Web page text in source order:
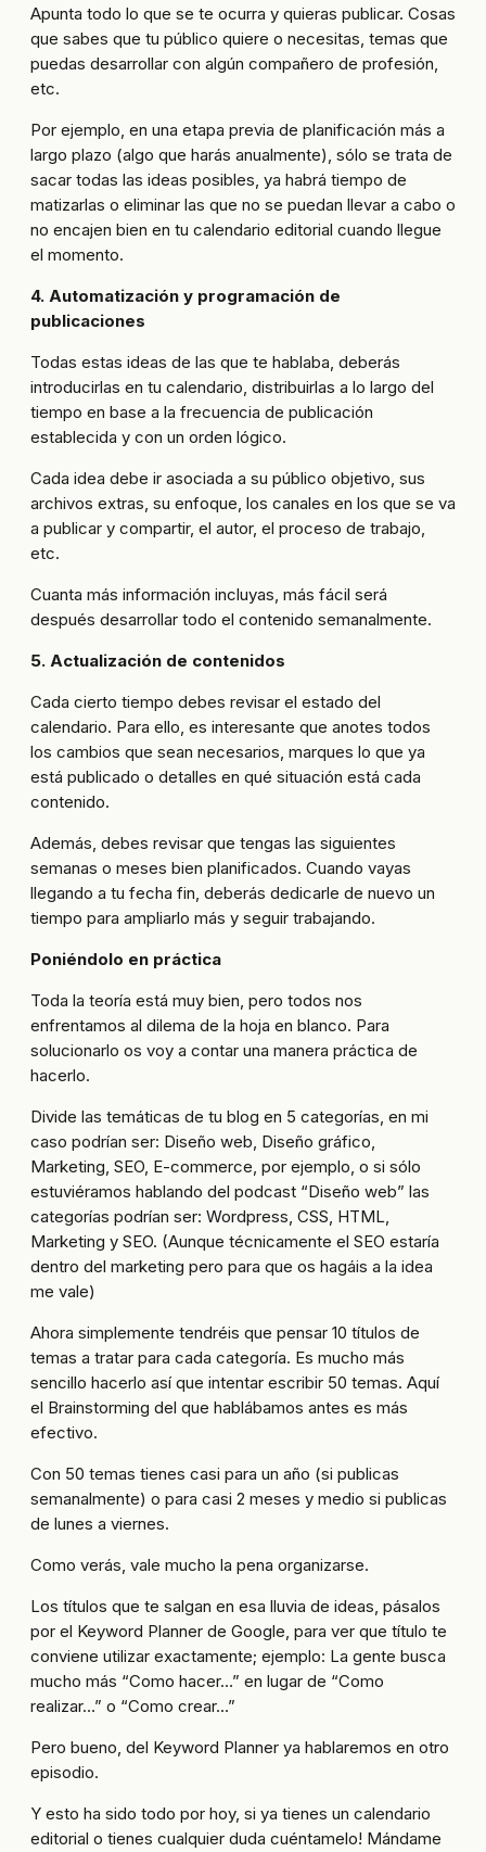
Apunta todo lo que se te ocurra y quieras publicar. Cosas
que sabes que tu público quiere o necesitas, temas que
puedas desarrollar con algún compañero de profesión,
etc.
Por ejemplo, en una etapa previa de planificación más a
largo plazo (algo que harás anualmente), sólo se trata de
sacar todas las ideas posibles, ya habrá tiempo de
matizarlas o eliminar las que no se puedan llevar a cabo o
no encajen bien en tu calendario editorial cuando llegue
el momento.
4. Automatización y programación de
publicaciones
Todas estas ideas de las que te hablaba, deberás
introducirlas en tu calendario, distribuirlas a lo largo del
tiempo en base a la frecuencia de publicación
establecida y con un orden lógico.
Cada idea debe ir asociada a su público objetivo, sus
archivos extras, su enfoque, los canales en los que se va
a publicar y compartir, el autor, el proceso de trabajo,
etc.
Cuanta más información incluyas, más fácil será
después desarrollar todo el contenido semanalmente.
5. Actualización de contenidos
Cada cierto tiempo debes revisar el estado del
calendario. Para ello, es interesante que anotes todos
los cambios que sean necesarios, marques lo que ya
está publicado o detalles en qué situación está cada
contenido.
Además, debes revisar que tengas las siguientes
semanas o meses bien planificados. Cuando vayas
llegando a tu fecha fin, deberás dedicarle de nuevo un
tiempo para ampliarlo más y seguir trabajando.
Poniéndolo en práctica
Toda la teoría está muy bien, pero todos nos
enfrentamos al dilema de la hoja en blanco. Para
solucionarlo os voy a contar una manera práctica de
hacerlo.
Divide las temáticas de tu blog en 5 categorías, en mi
caso podrían ser: Diseño web, Diseño gráfico,
Marketing, SEO, E-commerce, por ejemplo, o si sólo
estuviéramos hablando del podcast “Diseño web” las
categorías podrían ser: Wordpress, CSS, HTML,
Marketing y SEO. (Aunque técnicamente el SEO estaría
dentro del marketing pero para que os hagáis a la idea
me vale)
Ahora simplemente tendréis que pensar 10 títulos de
temas a tratar para cada categoría. Es mucho más
sencillo hacerlo así que intentar escribir 50 temas. Aquí
el Brainstorming del que hablábamos antes es más
efectivo.
Con 50 temas tienes casi para un año (si publicas
semanalmente) o para casi 2 meses y medio si publicas
de lunes a viernes.
Como verás, vale mucho la pena organizarse.
Los títulos que te salgan en esa lluvia de ideas, pásalos
por el Keyword Planner de Google, para ver que título te
conviene utilizar exactamente; ejemplo: La gente busca
mucho más “Como hacer…” en lugar de “Como
realizar…” o “Como crear…”
Pero bueno, del Keyword Planner ya hablaremos en otro
episodio.
Y esto ha sido todo por hoy, si ya tienes un calendario
editorial o tienes cualquier duda cuéntamelo! Mándame